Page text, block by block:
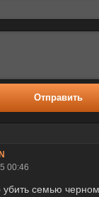
Отправить
00:46
семью